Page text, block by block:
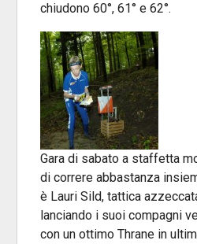
chiudono 60°, 61° e 62°.
Gara di sabato a staffetta
di correre abbastanza
è Lauri Sild, tattica
lanciando i suoi compagni
con un ottimo Thrane in